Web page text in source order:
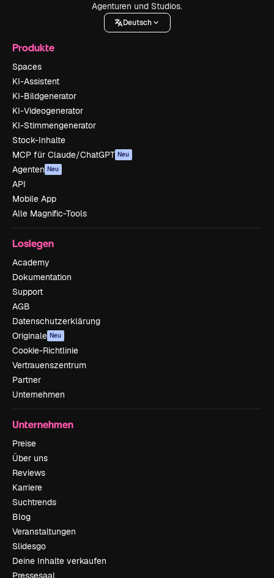
Agenturen und Studios.
Deutsch
Produkte
Spaces
KI-Assistent
KI-Bildgenerator
KI-Videogenerator
KI-Stimmengenerator
Stock-Inhalte
MCP für Claude/ChatGPT Neu
Agenten Neu
API
Mobile App
Alle Magnific-Tools
Loslegen
Academy
Dokumentation
Support
AGB
Datenschutzerklärung
Originale Neu
Cookie-Richtlinie
Vertrauenszentrum
Partner
Unternehmen
Unternehmen
Preise
Über uns
Reviews
Karriere
Suchtrends
Blog
Veranstaltungen
Slidesgo
Deine Inhalte verkaufen
Pressesaal